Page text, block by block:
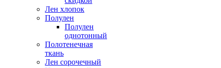
Лен хлопок
Полулен
Полулен
однотонный
Полотенечная
ткань
Лен сорочечный